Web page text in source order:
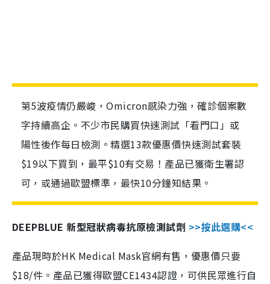
第5波疫情仍嚴峻，Omicron感染力強，確診個案數
字持續高企。不少市民購買快速測試「看門口」或
陽性後作每日檢測。精選13款優惠價快速測試套裝
$19以下買到，最平$10有交易！產品已獲衛生署認
可，或通過歐盟標準，最快10分鐘知結果。
DEEPBLUE 新型冠狀病毒抗原檢測試劑 >>按此選購<<
產品現時於HK Medical Mask官網有售，優惠價只要
$18/件。產品已獲得歐盟CE1434認證，可供民眾進行自